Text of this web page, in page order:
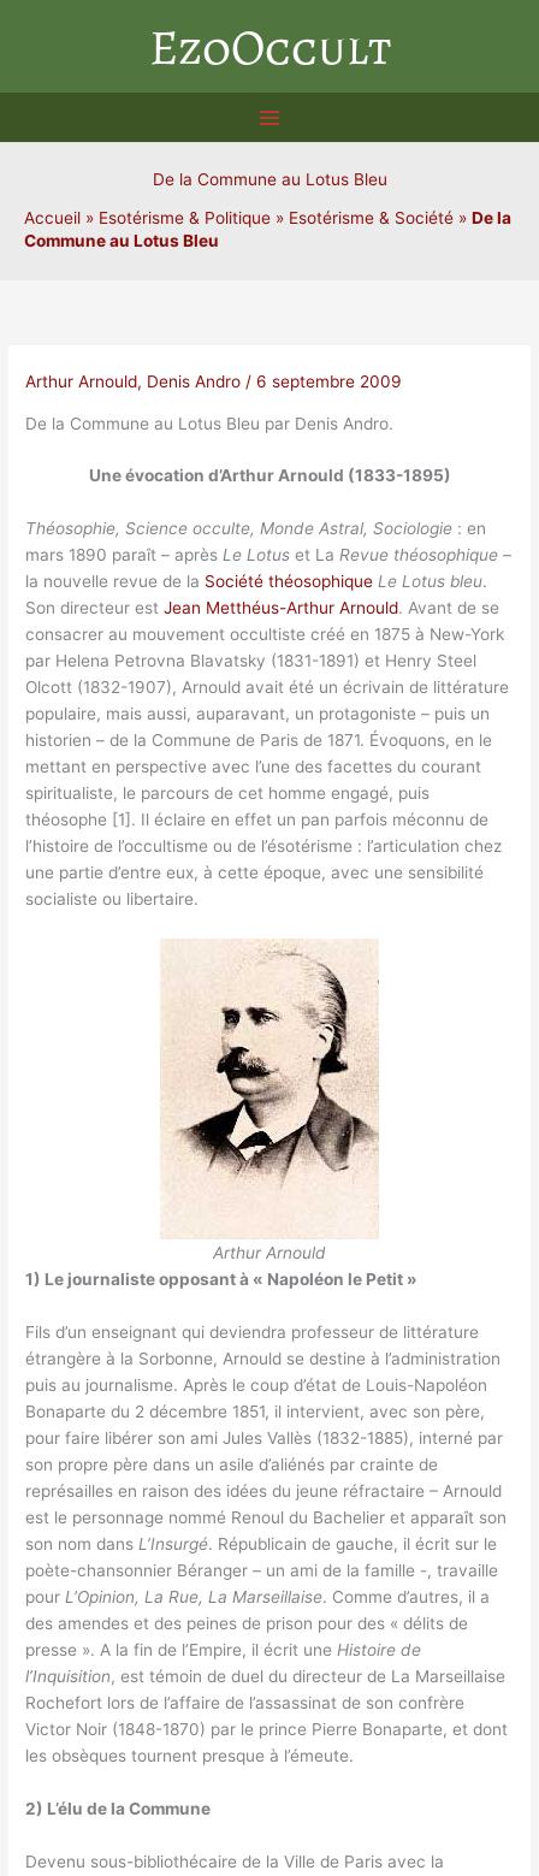
EzoOccult
De la Commune au Lotus Bleu
Accueil » Esotérisme & Politique » Esotérisme & Société » De la
Commune au Lotus Bleu
Arthur Arnould, Denis Andro /6 septembre 2009
De la Commune au Lotus Bleu par Denis Andro.
Une évocation d’Arthur Arnould (1833-1895)
Théosophie, Science occulte, Monde Astral, Sociologie : en
mars 1890 paraît – aprèsLe Lotus et LaRevue théosophique –
la nouvelle revue de la Société théosophique Le Lotus bleu.
Son directeur estJean Metthéus-Arthur Arnould. Avant de se
consacrer au mouvement occultiste créé en 1875 à New-York
par Helena Petrovna Blavatsky (1831-1891) et Henry Steel
Olcott (1832-1907), Arnould avait été un écrivain de littérature
populaire, mais aussi, auparavant, un protagoniste – puis un
historien – de la Commune de Paris de 1871. Évoquons, en le
mettant en perspective avec l’une des facettes du courant
spiritualiste, le parcours de cet homme engagé, puis
théosophe [1]. Il éclaire en effet un pan parfois méconnu de
l’histoire de l’occultisme ou de l’ésotérisme : l’articulation chez
une partie d’entre eux, à cette époque, avec une sensibilité
socialiste ou libertaire.
Arthur Arnould
1) Le journaliste opposant à « Napoléon le Petit »
Fils d’un enseignant qui deviendra professeur de littérature
étrangère à la Sorbonne, Arnould se destine à l’administration
puis au journalisme. Après le coup d’état de Louis-Napoléon
Bonaparte du 2 décembre 1851, il intervient, avec son père,
pour faire libérer son ami Jules Vallès (1832-1885), interné par
son propre père dans un asile d’aliénés par crainte de
représailles en raison des idées du jeune réfractaire – Arnould
est le personnage nommé Renoul du Bachelier et apparaît son
son nom dans L’Insurgé. Républicain de gauche, il écrit sur le
poète-chansonnier Béranger – un ami de la famille -, travaille
pour L’Opinion, La Rue, La Marseillaise. Comme d’autres, il a
des amendes et des peines de prison pour des « délits de
presse ». A la fin de l’Empire, il écrit une Histoire de
l’Inquisition, est témoin de duel du directeur de La Marseillaise
Rochefort lors de l’affaire de l’assassinat de son confrère
Victor Noir (1848-1870) par le prince Pierre Bonaparte, et dont
les obsèques tournent presque à l’émeute.
2) L’élu de la Commune
Devenu sous-bibliothécaire de la Ville de Paris avec la